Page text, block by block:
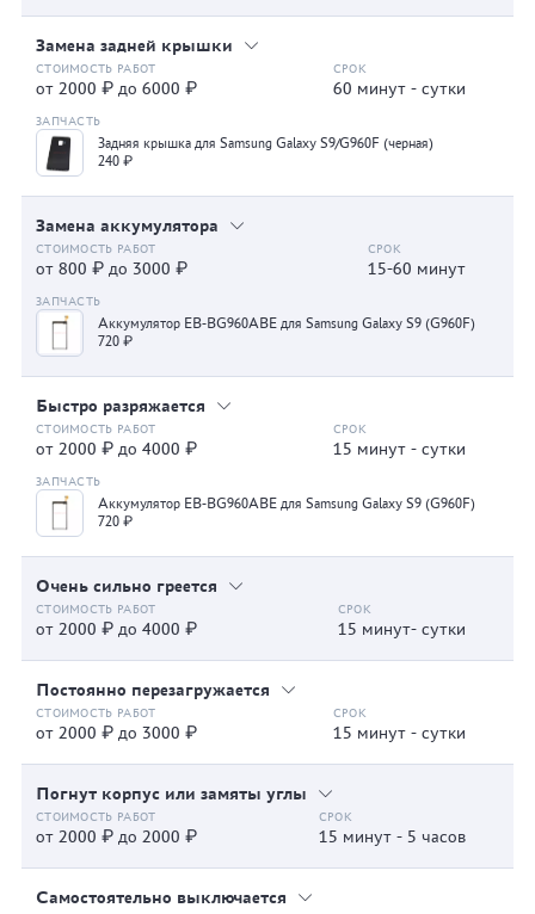
Замена задней крышки
от 2000 ₽ до 6000 ₽ 60 минут - сутки
Задняя крышка для Samsung Galaxy S9/G960F (черная)
240 ₽
Замена аккумулятора
от 800 ₽ до 3000 ₽ 15-60 минут
Аккумулятор EB-BG960ABE для Samsung Galaxy S9 (G960F)
720 ₽
Быстро разряжается
от 2000 ₽ до 4000 ₽ 15 минут - сутки
Аккумулятор EB-BG960ABE для Samsung Galaxy S9 (G960F)
720 ₽
Очень сильно греется
от 2000 ₽ до 4000 ₽ 15 минут- сутки
Постоянно перезагружается
от 2000 ₽ до 3000 ₽ 15 минут - сутки
Погнут корпус или замяты углы
от 2000 ₽ до 2000 ₽ 15 минут - 5 часов
Самостоятельно выключается